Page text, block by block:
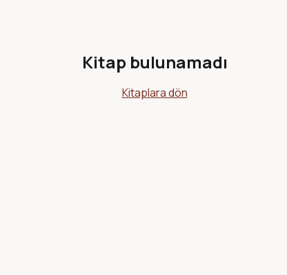
Kitap bulunamadı
Kitaplara dön